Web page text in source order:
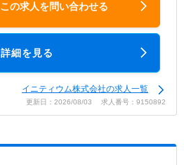
この求人を問い合わせる
詳細を見る
イニティウム株式会社の求人一覧
更新日：2026/08/03 求人番号：9150892